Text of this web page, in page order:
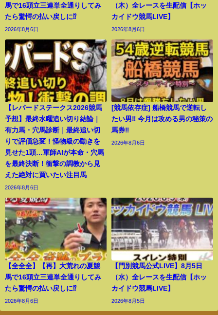
馬で16頭立三連単全通りしてみ
たら驚愕の払い戻しに⁉︎
2026年8月6日
（木）全レースを生配信【ホッ
カイドウ競馬LIVE】
2026年8月6日
【レパードステークス2026競馬
予想】最終水曜追い切り結論｜
有力馬・穴馬診断｜最終追い切
りで評価急変！怪物級の動きを
見せた1頭…軍師AIが本命・穴馬
を最終決断！衝撃の調教から見
えた絶対に買いたい注目馬
2026年8月6日
[競馬依存症] 船橋競馬で逆転し
たい男‼️ 今月は攻める男の秘策の
馬券‼️
2026年8月6日
【全全全】【再】大荒れの夏競
馬で16頭立三連単全通りしてみ
たら驚愕の払い戻しに⁉︎
2026年8月6日
【門別競馬公式LIVE】8月5日
（水）全レースを生配信【ホッ
カイドウ競馬LIVE】
2026年8月5日